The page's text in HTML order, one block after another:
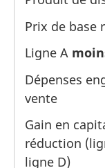
Prix de base
Ligne A
Dépenses
vente
Gain en
réduction (
ligne D)